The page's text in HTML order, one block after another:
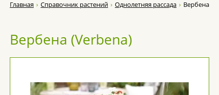
Главная Справочник растений Однолетняя рассада Вербена
Вербена (Verbena)